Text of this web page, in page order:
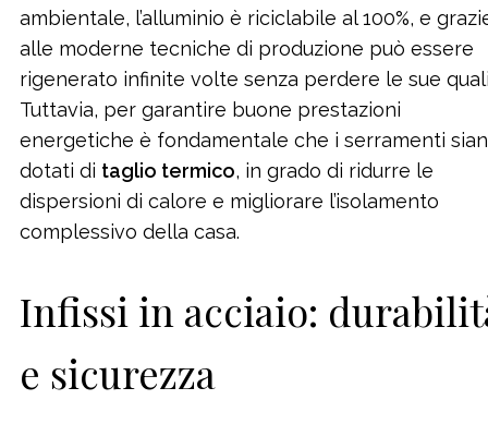
ambientale, l’alluminio è riciclabile al 100%, e
alle moderne tecniche di produzione può essere
rigenerato infinite volte senza perdere le sue
Tuttavia, per garantire buone prestazioni
energetiche è fondamentale che i serramenti
dotati di taglio termico, in grado di ridurre le
dispersioni di calore e migliorare l’isolamento
complessivo della casa.
Infissi in acciaio:
e sicurezza